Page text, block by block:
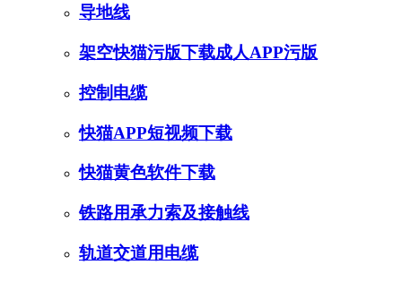
导地线
架空快猫污版下载成人APP污版
控制电缆
快猫APP短视频下载
快猫黄色软件下载
铁路用承力索及接触线
轨道交道用电缆